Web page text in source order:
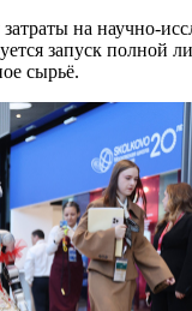
на научно-
запуск полной
сырьё.